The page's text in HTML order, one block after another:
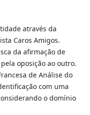
através da
Caros Amigos.
da afirmação de
oposição ao outro.
de Análise do
com uma
o domínio